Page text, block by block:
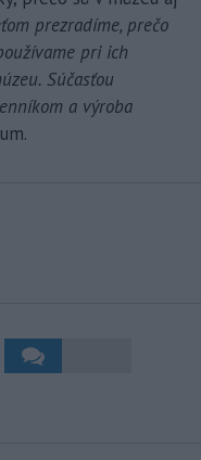
prezradíme, prečo
pri ich
Súčasťou
a výroba